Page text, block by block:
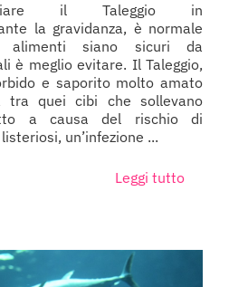
il Taleggio in
la gravidanza, è normale
alimenti siano sicuri da
è meglio evitare. Il Taleggio,
e saporito molto amato
tra quei cibi che sollevano
a causa del rischio di
un’infezione ...
Leggi tutto